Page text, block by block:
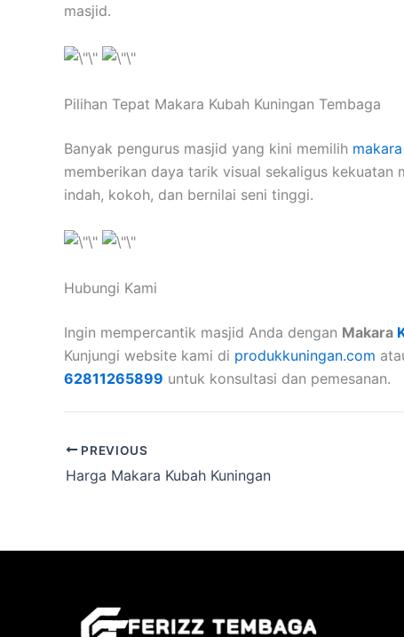
masjid.
Pilihan Tepat Makara Kubah Kuningan Tembaga
Banyak pengurus masjid yang kini memilih
memberikan daya tarik visual sekaligus kekuatan
indah, kokoh, dan bernilai seni tinggi.
Hubungi Kami
Ingin mempercantik masjid Anda dengan Makara
Kunjungi website kami di produkkuningan.com
62811265899 untuk konsultasi dan pemesanan.
PREVIOUS
Harga Makara Kubah Kuningan